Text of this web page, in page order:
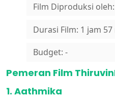
Film Diproduksi
Durasi Film: 1 jam
Budget: -
Pemeran Film
1. Aathmika